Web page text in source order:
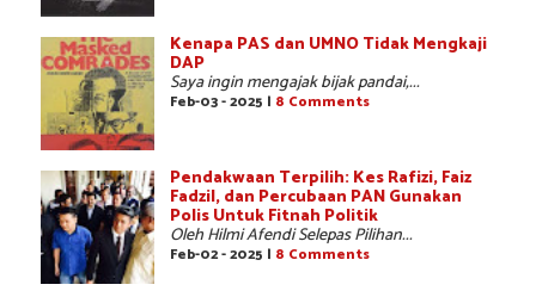
Kenapa PAS dan UMNO Tidak Mengkaji
DAP
Saya ingin mengajak bijak pandai,...
Feb-03 - 2025 | 8 Comments
Pendakwaan Terpilih: Kes Rafizi, Faiz
Fadzil, dan Percubaan PAN Gunakan
Polis Untuk Fitnah Politik
Oleh Hilmi Afendi Selepas Pilihan...
Feb-02 - 2025 | 8 Comments